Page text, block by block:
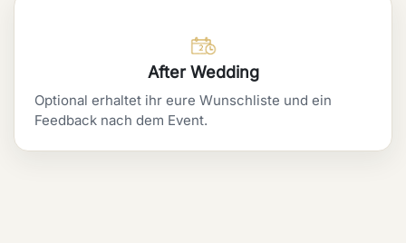
After Wedding
Optional erhaltet ihr eure Wunschliste und ein
Feedback nach dem Event.